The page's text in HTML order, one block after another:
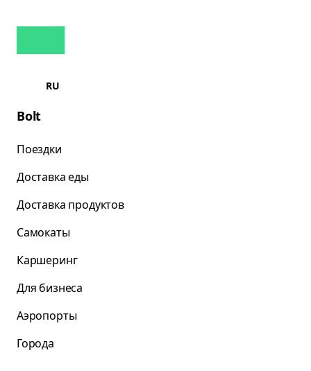
RU
Bolt
Поездки
Доставка еды
Доставка продуктов
Самокаты
Каршеринг
Для бизнеса
Аэропорты
Города